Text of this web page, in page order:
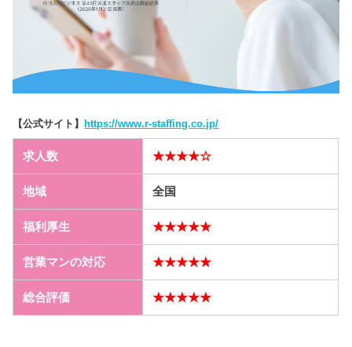
【公式サイト】 https://www.r-staffing.co.jp/
求人数 ★★★★☆
地域 全国
福利厚生 ★★★★★
営業マンの対応 ★★★★★
総合評価 ★★★★★